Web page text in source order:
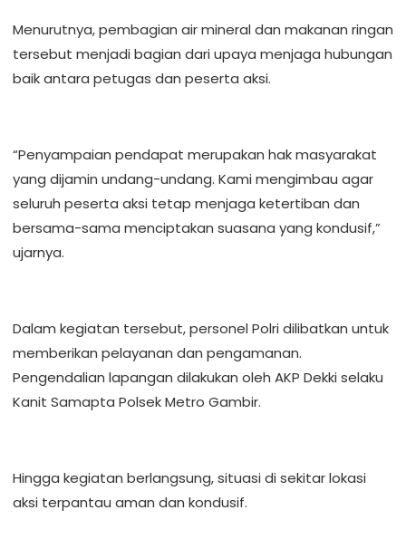
Menurutnya, pembagian air mineral dan makanan ringan
tersebut menjadi bagian dari upaya menjaga hubungan
baik antara petugas dan peserta aksi.
“Penyampaian pendapat merupakan hak masyarakat
yang dijamin undang-undang. Kami mengimbau agar
seluruh peserta aksi tetap menjaga ketertiban dan
bersama-sama menciptakan suasana yang kondusif,”
ujarnya.
Dalam kegiatan tersebut, personel Polri dilibatkan untuk
memberikan pelayanan dan pengamanan.
Pengendalian lapangan dilakukan oleh AKP Dekki selaku
Kanit Samapta Polsek Metro Gambir.
Hingga kegiatan berlangsung, situasi di sekitar lokasi
aksi terpantau aman dan kondusif.